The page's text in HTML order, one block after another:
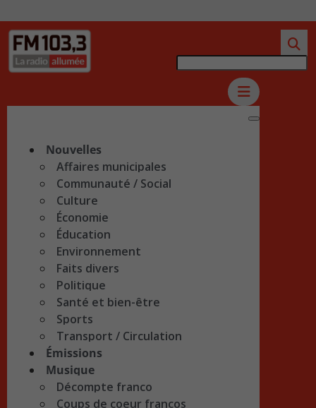
Nouvelles
Affaires municipales
Communauté / Social
Culture
Économie
Éducation
Environnement
Faits divers
Politique
Santé et bien-être
Sports
Transport / Circulation
Émissions
Musique
Décompte franco
Coups de coeur francos